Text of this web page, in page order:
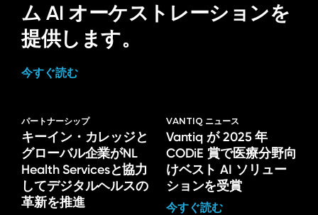
ム AI オーケストレーションを
提供します。
今すぐ読む
パートナーシップ
キーイン・カレッジと
グローバル企業がNL
Health Servicesと協力
してデジタルヘルスの
革新を推進
VANTIQ ニュース
Vantiq が 2025 年
CODiE 賞で医療分野向
けベスト AI ソリュー
ションを受賞
今すぐ読む